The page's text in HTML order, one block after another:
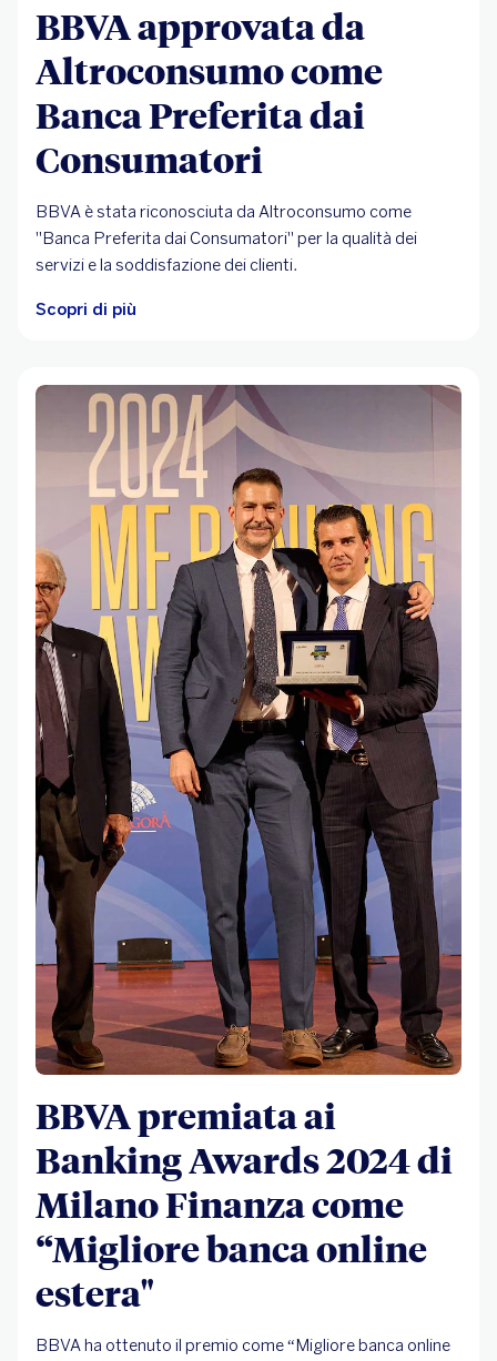
BBVA approvata da
Altroconsumo come
Banca Preferita dai
Consumatori
BBVA è stata riconosciuta da Altroconsumo come
"Banca Preferita dai Consumatori" per la qualità dei
servizi e la soddisfazione dei clienti.
Scopri di più
BBVA premiata ai
Banking Awards 2024 di
Milano Finanza come
“Migliore banca online
estera"
BBVA ha ottenuto il premio come “Migliore banca online